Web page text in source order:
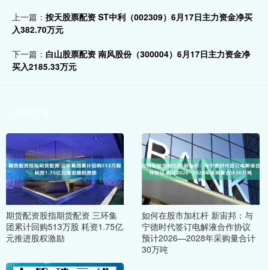
上一篇： 按天股票配资 ST中利（002309）6月17日主力资金净买
入382.70万元
下一篇： 白山股票配资 南风股份（300004）6月17日主力资金净
买入2185.33万元
期货配资股指期货配资 三环集
团累计回购513万股 耗资1.75亿
元推进股权激励
如何在股市加杠杆 新宙邦：与
宁德时代签订电解液合作协议
预计2026—2028年采购量合计
30万吨